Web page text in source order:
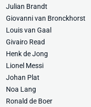
Julian Brandt
Giovanni van Bronckhorst
Louis van Gaal
Givairo Read
Henk de Jong
Lionel Messi
Johan Plat
Noa Lang
Ronald de Boer